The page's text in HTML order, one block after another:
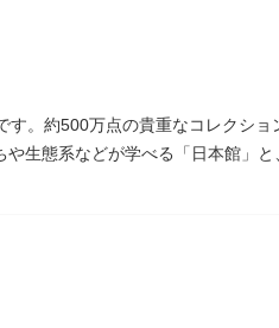
。約500万点の貴重なコレクショ
生態系などが学べる「日本館」と
初のシアターで、月ごとに変わ
も向けのコーナーもあり、お子様